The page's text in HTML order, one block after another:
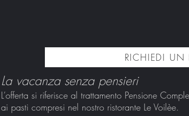
RICHIEDI UN
La vacanza senza pensieri
L’offerta si riferisce al trattamento Pensione
ai pasti compresi nel nostro ristorante Le Voilèe.